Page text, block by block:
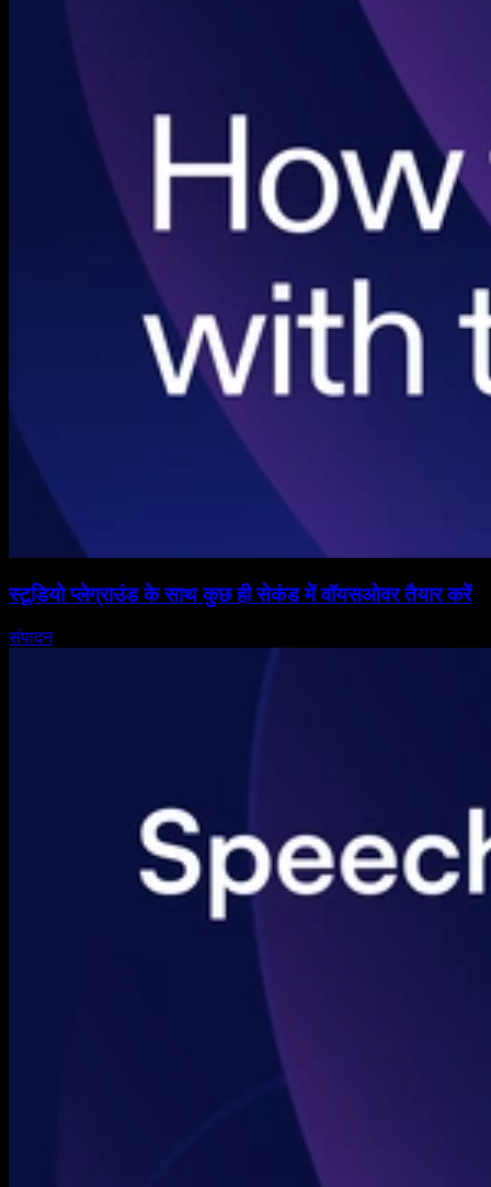
स्टूडियो प्लेग्राउंड के साथ कुछ ही सेकंड में वॉयसओवर तैयार करें
संपादन